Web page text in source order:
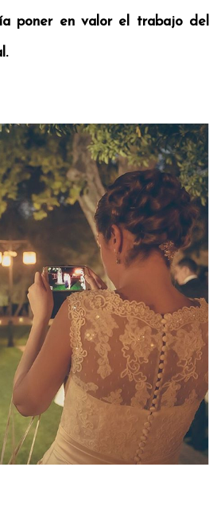
poner en valor el trabajo del